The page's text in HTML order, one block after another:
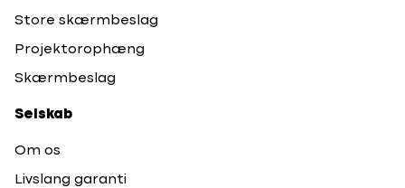
Store skærmbeslag
Projektorophæng
Skærmbeslag
Selskab
Om os
Livslang garanti